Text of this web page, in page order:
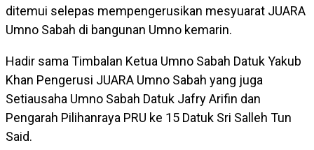
ditemui selepas mempengerusikan mesyuarat JUARA
Umno Sabah di bangunan Umno kemarin.
Hadir sama Timbalan Ketua Umno Sabah Datuk Yakub
Khan Pengerusi JUARA Umno Sabah yang juga
Setiausaha Umno Sabah Datuk Jafry Arifin dan
Pengarah Pilihanraya PRU ke 15 Datuk Sri Salleh Tun
Said.